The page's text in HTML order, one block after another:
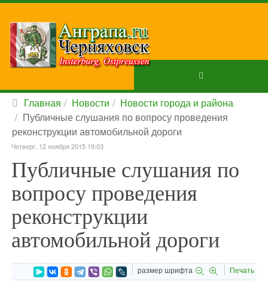
Главная Новости
Новости города и района
Публичные слушания по вопросу проведения
реконструкции автомобильной дороги
Четверг, 12 ноября 2015 19:03
Публичные слушания по
вопросу проведения
реконструкции
автомобильной дороги
размер шрифта Печать